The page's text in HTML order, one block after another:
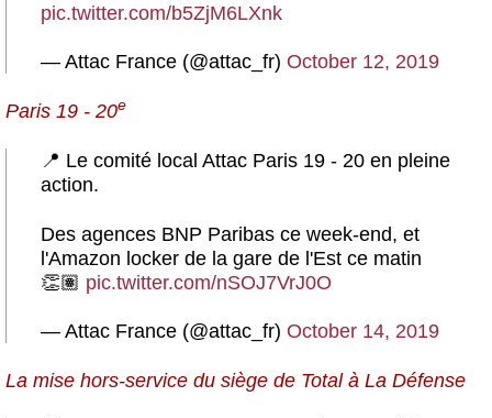
pic.twitter.com/b5ZjM6LXnk
— Attac France (@attac_fr) October 12, 2019
Paris 19 - 20e
📍 Le comité local Attac Paris 19 - 20 en pleine
action.
Des agences BNP Paribas ce week-end, et
l'Amazon locker de la gare de l'Est ce matin
👏🏽 pic.twitter.com/nSOJ7VrJ0O
— Attac France (@attac_fr) October 14, 2019
La mise hors-service du siège de Total à La Défense